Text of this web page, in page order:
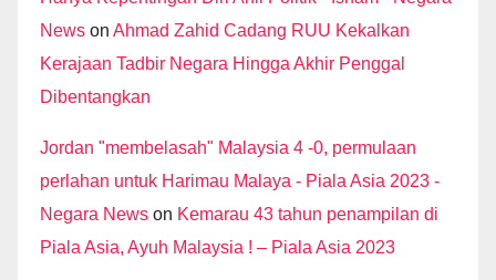
News on Ahmad Zahid Cadang RUU Kekalkan
Kerajaan Tadbir Negara Hingga Akhir Penggal
Dibentangkan
Jordan "membelasah" Malaysia 4 -0, permulaan
perlahan untuk Harimau Malaya - Piala Asia 2023 -
Negara News on Kemarau 43 tahun penampilan di
Piala Asia, Ayuh Malaysia ! – Piala Asia 2023